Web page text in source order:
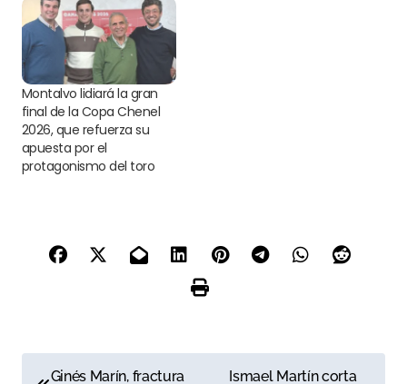
Montalvo lidiará la gran
final de la Copa Chenel
2026, que refuerza su
apuesta por el
protagonismo del toro
N Ginés Marín, fractura
Ismael Martín corta